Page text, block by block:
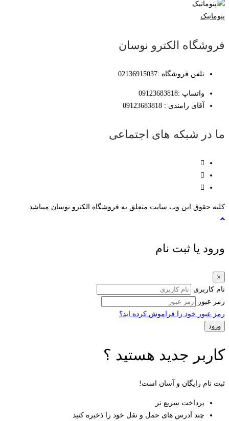
پنوماتیک
فروشگاه الکترو نوسان
تلفن فروشگاه :02136915037
واتساپ :09123683818
آقای رامندی : 09123683818
ما در شبکه های اجتماعی
کلیه حقوق این وب سایت متعلق به فروشگاه الکترو نوسان میباشد
ورود یا ثبت نام
×
نام کاربری
رمز عبور
رمز عبور خود را فراموش کرده اید؟
کاربر جدید هستید ؟
ثبت نام رایگان و آسان است!
پرداخت سریع تر
چند آدرس های حمل و نقل خود را ذخیره کنید